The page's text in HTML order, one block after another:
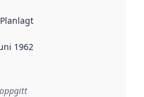
sier når dataene i dette
1962